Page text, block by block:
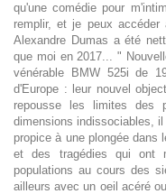
qu'une comédie pour
remplir, et je peux
Alexandre Dumas a été
que moi en 2017... "
vénérable BMW 525i de
d'Europe : leur nouvel
repousse les limites des
dimensions indissociables,
propice à une plongée dans
et des tragédies qui ont
populations au cours des
ailleurs avec un oeil acéré